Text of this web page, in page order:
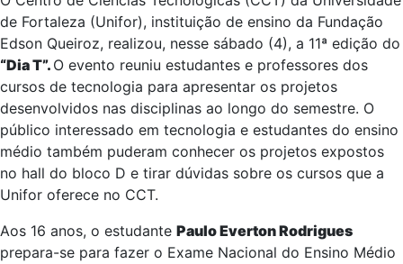
de Fortaleza (Unifor), instituição de ensino da Fundação
Edson Queiroz, realizou, nesse sábado (4), a 11ª edição do
“Dia T”. O evento reuniu estudantes e professores dos
cursos de tecnologia para apresentar os projetos
desenvolvidos nas disciplinas ao longo do semestre. O
público interessado em tecnologia e estudantes do ensino
médio também puderam conhecer os projetos expostos
no hall do bloco D e tirar dúvidas sobre os cursos que a
Unifor oferece no CCT.
Aos 16 anos, o estudante Paulo Everton Rodrigues
prepara-se para fazer o Exame Nacional do Ensino Médio